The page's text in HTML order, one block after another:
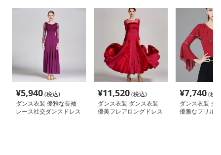
¥5,940(税込)
ダンス衣装 優雅な長袖
レース社交ダンスドレス
¥11,520(税込)
ダンス衣装 ダンス衣装
優美フレアロングドレス
¥7,740(税
ダンス衣装 ダ
優雅なフリル